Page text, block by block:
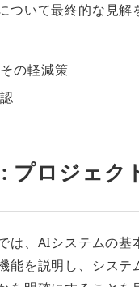
ついて最終的な見解
の軽減策
プロジェク
は、AIシステムの基
能を説明し、システ